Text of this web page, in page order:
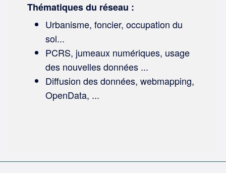
Thématiques du réseau :
Urbanisme, foncier, occupation du
sol...
PCRS, jumeaux numériques, usage
des nouvelles données ...
Diffusion des données, webmapping,
OpenData, ...